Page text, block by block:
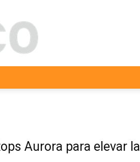
Aurora para elevar la